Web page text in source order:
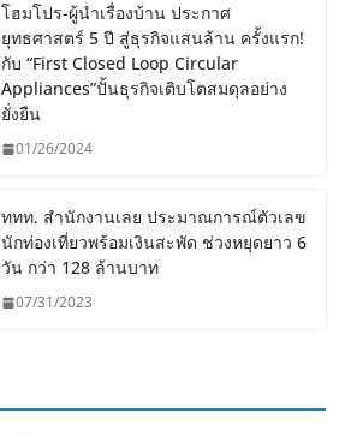
โฮมโปร-ผู้นำเรื่องบ้าน ประกาศ
ยุทธศาสตร์ 5 ปี สู่ธุรกิจแสนล้าน ครั้งแรก!
กับ “First Closed Loop Circular
Appliances”ปั้นธุรกิจเติบโตสมดุลอย่าง
ยั่งยืน
01/26/2024
ททท. สำนักงานเลย ประมาณการณ์ตัวเลข
นักท่องเที่ยวพร้อมเงินสะพัด ช่วงหยุดยาว 6
วัน กว่า 128 ล้านบาท
07/31/2023